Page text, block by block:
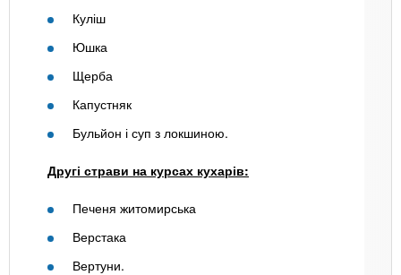
Куліш
Юшка
Щерба
Капустняк
Бульйон і суп з локшиною.
Другі страви на курсах кухарів:
Печеня житомирська
Верстака
Вертуни.